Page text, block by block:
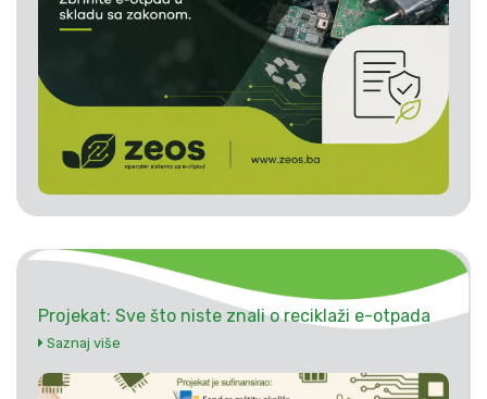
Projekat: Sve što niste znali o reciklaži e-otpada
Saznaj više